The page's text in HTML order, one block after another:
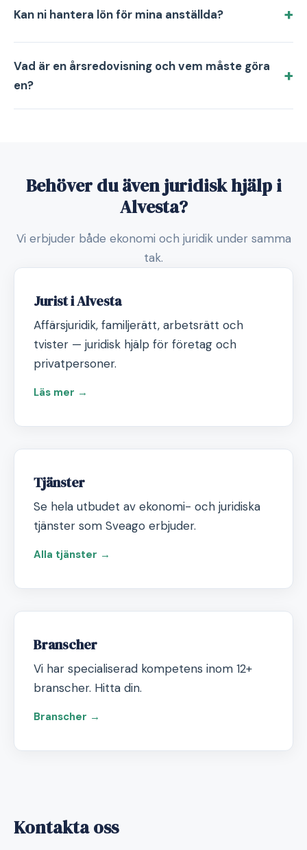
Kan ni hantera lön för mina anställda?
Vad är en årsredovisning och vem måste göra
en?
Behöver du även juridisk hjälp i
Alvesta?
Vi erbjuder både ekonomi och juridik under samma
tak.
Jurist i Alvesta
Affärsjuridik, familjerätt, arbetsrätt och
tvister — juridisk hjälp för företag och
privatpersoner.
Läs mer →
Tjänster
Se hela utbudet av ekonomi- och juridiska
tjänster som Sveago erbjuder.
Alla tjänster →
Branscher
Vi har specialiserad kompetens inom 12+
branscher. Hitta din.
Branscher →
Kontakta oss